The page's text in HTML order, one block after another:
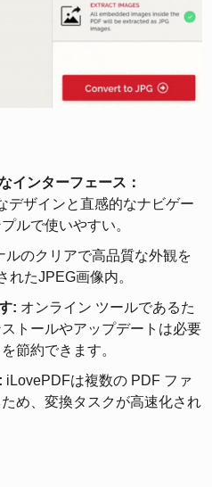
インターフェース：
デザインと直感的なナビゲー
ルで使いやすい。
ルのクリアで高品質な外観を
れたJPEG画像内。
: オンライン ツールであるた
トールやアップデートは必要
節約できます。
iLovePDFは複数の PDF ファ
め、変換タスクが高速化され